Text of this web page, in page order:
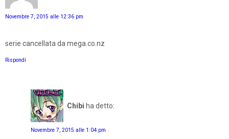
Novembre 7, 2015 alle 12:36 pm
serie cancellata da mega.co.nz
Rispondi
Chibi ha detto:
Novembre 7, 2015 alle 1:04 pm